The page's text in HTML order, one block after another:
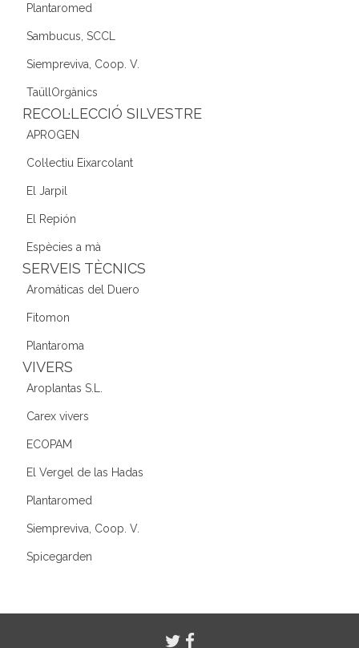
Plantaromed
Sambucus, SCCL
Siempreviva, Coop. V.
TaüllOrgànics
RECOL·LECCIÓ SILVESTRE
APROGEN
Col·lectiu Eixarcolant
El Jarpil
El Repión
Espècies a mà
SERVEIS TÈCNICS
Aromáticas del Duero
Fitomon
Plantaroma
VIVERS
Aroplantas S.L.
Carex vivers
ECOPAM
El Vergel de las Hadas
Plantaromed
Siempreviva, Coop. V.
Spicegarden